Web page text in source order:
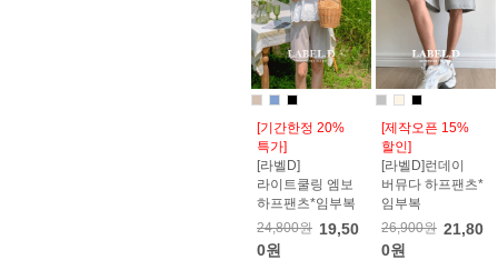
[기간한정 20%
특가]
[라벨D]
라이트쿨링 엠보
하프팬츠*임부복
24,800원 19,50
0원
[제작오픈 15%
할인]
[라벨D]런데이
버뮤다 하프팬츠*
임부복
26,900원 21,80
0원